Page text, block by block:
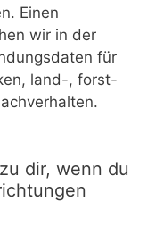
Einen
wir in der
für
land-, forst-
dir, wenn du